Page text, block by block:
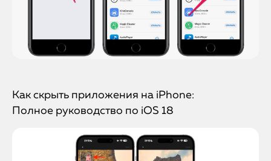
Как скрыть приложения на iPhone:
Полное руководство по iOS 18